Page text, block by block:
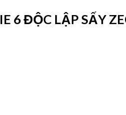
6 ĐỘC LẬP SẤY